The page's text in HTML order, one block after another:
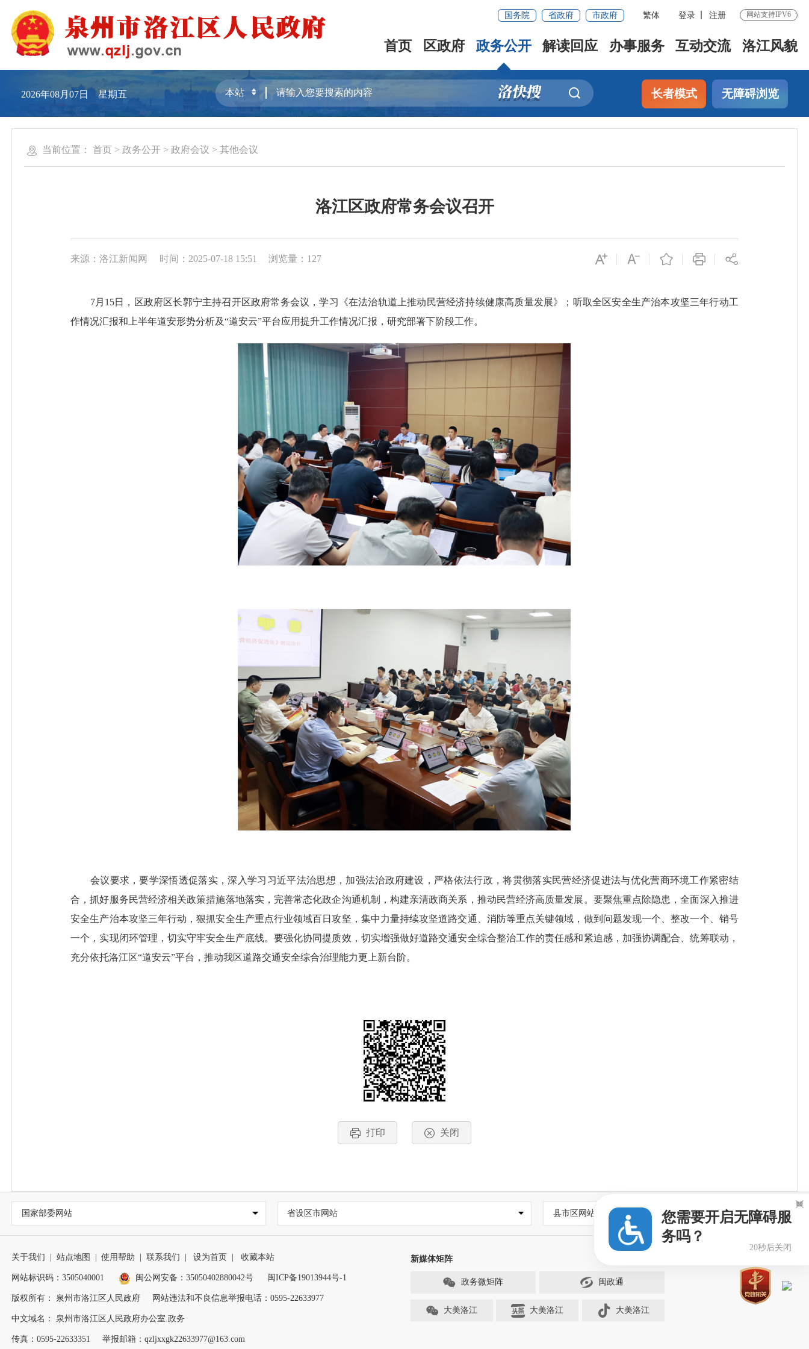
国务院 省政府 市政府 繁体 登录 注册 网站支持IPV6
首页 区政府 政务公开 解读回应 办事服务 互动交流 洛江风貌
2026年08月07日 星期五 长者模式 无障碍浏览
当前位置： 首页 >政务公开 >政府会议 >其他会议
洛江区政府常务会议召开
来源：洛江新闻网 时间：2025-07-18 15:51 浏览量： 127
7月15日，区政府区长郭宁主持召开区政府常务会议，学习《在法治轨道上推动民营经济持续健康高质量发展》；听取全区安全生产治本攻坚三年行动工
作情况汇报和上半年道安形势分析及“道安云”平台应用提升工作情况汇报，研究部署下阶段工作。
会议要求，要学深悟透促落实，深入学习习近平法治思想，加强法治政府建设，严格依法行政，将贯彻落实民营经济促进法与优化营商环境工作紧密结
合，抓好服务民营经济相关政策措施落地落实，完善常态化政企沟通机制，构建亲清政商关系，推动民营经济高质量发展。要聚焦重点除隐患，全面深入推进
安全生产治本攻坚三年行动，狠抓安全生产重点行业领域百日攻坚，集中力量持续攻坚道路交通、消防等重点关键领域，做到问题发现一个、整改一个、销号
一个，实现闭环管理，切实守牢安全生产底线。要强化协同提质效，切实增强做好道路交通安全综合整治工作的责任感和紧迫感，加强协调配合、统筹联动，
充分依托洛江区“道安云”平台，推动我区道路交通安全综合治理能力更上新台阶。
打印 关闭
国家部委网站 省设区市网站 县市区网站
关于我们 站点地图 使用帮助 联系我们 设为首页 收藏本站
网站标识码：3505040001 闽公网安备：35050402880042号 闽ICP备19013944号-1
版权所有： 泉州市洛江区人民政府 网站违法和不良信息举报电话：0595-22633977
中文域名： 泉州市洛江区人民政府办公室.政务
传真：0595-22633351 举报邮箱：qzljxxgk22633977@163.com
新媒体矩阵
政务微矩阵 闽政通
大美洛江 大美洛江 大美洛江
您需要开启无障碍服
务吗？
19秒后关闭
